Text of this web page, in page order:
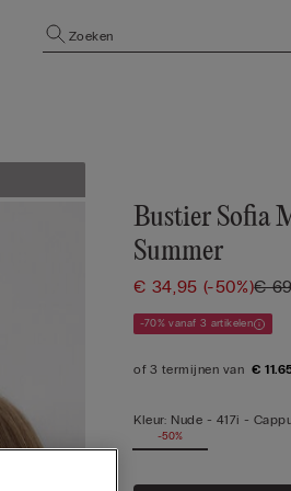
Zoeken
Bustier Sofia
Summer
€ 34,95 (-50%)€
-70% vanaf 3 artikelen
€
Kleur: Nude - 417i -
-50%